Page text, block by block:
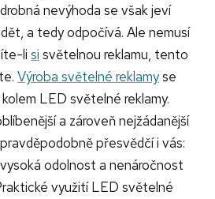
nevýhoda se však jeví
a tedy odpočívá. Ale nemusí
li si světelnou reklamu, tento
Výroba světelné reklamyse
LED světelné reklamy.
a zároveň nejžádanější
přesvědčí i vás:
odolnost a nenáročnost
využití LED světelné